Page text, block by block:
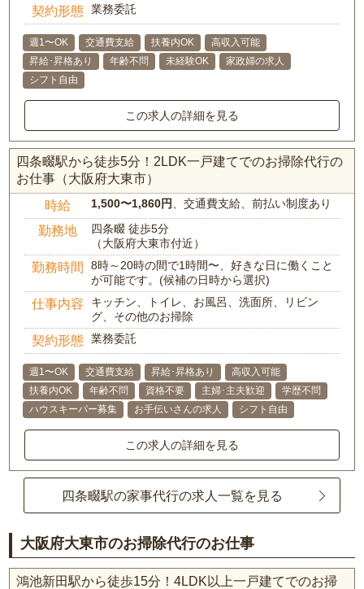
契約形態 業務委託
週1〜OK 交通費支給 扶養内OK
高収入可能
昇給･昇格あり
年齢不問 未経験OK
家政婦の求人
シフト自由
この求人の詳細を見る
四条畷駅から徒歩5分！2LDK一戸建てでのお掃除代行の
お仕事（大阪府大東市）
時給 1,500〜1,860円、交通費支給、前払い制度あり
勤務地
四条畷 徒歩5分
（大阪府大東市付近）
勤務時間
8時～20時の間で1時間〜、好きな日に働くこと
が可能です。(候補の日時から選択)
仕事内容
キッチン、トイレ、お風呂、洗面所、リビン
グ、その他のお掃除
契約形態 業務委託
週1〜OK 交通費支給 昇給･昇格あり
高収入可能
扶養内OK
年齢不問 資格不要 主婦･主夫歓迎
学歴不問
ハウスキーパー募集
お手伝いさんの求人 シフト自由
この求人の詳細を見る
四条畷駅の家事代行の求人一覧を見る
大阪府大東市のお掃除代行のお仕事
鴻池新田駅から徒歩15分！4LDK以上一戸建てでのお掃